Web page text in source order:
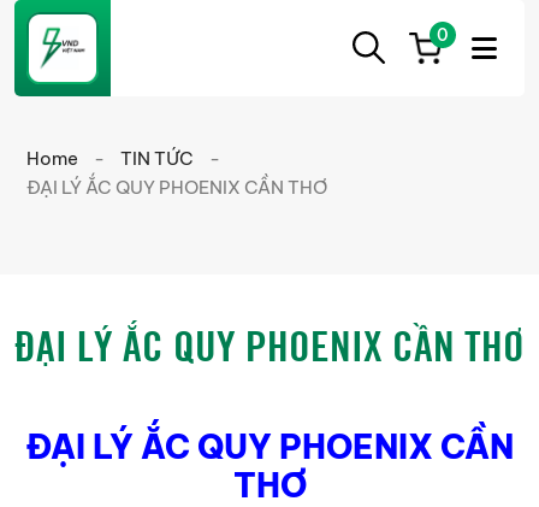
ẮC
CẦN
THƠ
Ắc
Cần
Thơ
tốt
0
Home - TIN TỨC
-
ĐẠI LÝ ẮC QUY PHOENIX CẦN THƠ
ĐẠI LÝ ẮC QUY PHOENIX CẦN THƠ
ĐẠI LÝ ẮC QUY PHOENIX CẦN
THƠ